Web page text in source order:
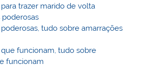
trazer marido de volta
tudo sobre amarrações
funcionam, tudo sobre
funcionam